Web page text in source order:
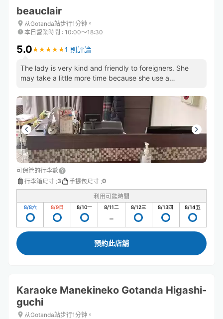
beauclair
从Gotanda站步行1分钟。
本日營業時間 : 10:00〜18:30
5.0★ ★ ★ ★ ★
★ ★ ★ ★ ★1 則評論
The lady is very kind and friendly to foreigners. She
may take a little more time because she use a
可保管的行李數
行李箱尺寸 :3 手提包尺寸 :0
利用可能時間
8/8六 8/9日 8/10一 8/11二 8/12三 8/13四 8/14五
預約此店舖
Karaoke Manekineko Gotanda Higashi-
guchi
从Gotanda站步行1分钟。